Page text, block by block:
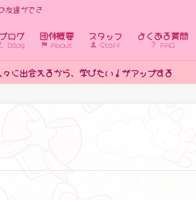
達ができる国際交流イベント｜初心者歓迎」
ブログ
Blog
団体概要
About
スタッフ
Staff
よくある質問
FAQ
！がアップする